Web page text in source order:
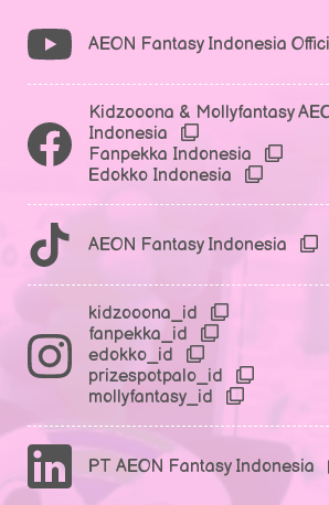
AEON Fantasy Indonesia
Kidzooona & Mollyfantasy
Indonesia
Fanpekka Indonesia
Edokko Indonesia
AEON Fantasy Indonesia
kidzooona_id
fanpekka_id
edokko_id
prizespotpalo_id
mollyfantasy_id
PT AEON Fantasy Indonesia